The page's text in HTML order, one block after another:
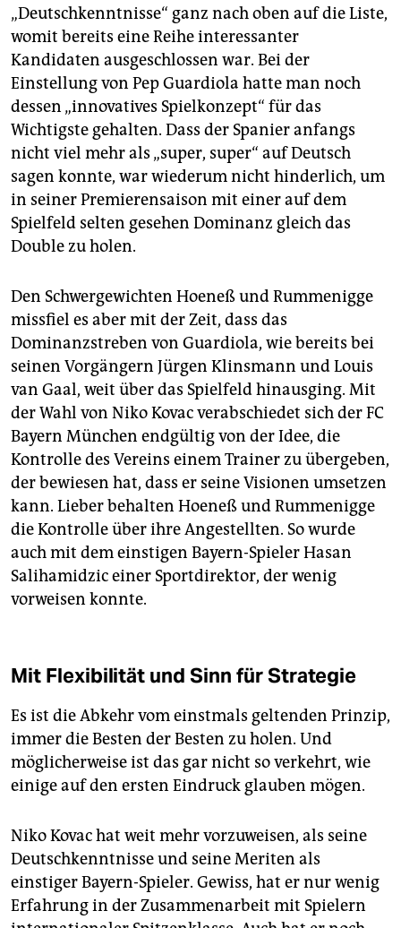
„Deutschkenntnisse“ ganz nach oben auf die Liste,
womit bereits eine Reihe interessanter
Kandidaten ausgeschlossen war. Bei der
Einstellung von Pep Guardiola hatte man noch
dessen „innovatives Spielkonzept“ für das
Wichtigste gehalten. Dass der Spanier anfangs
nicht viel mehr als „super, super“ auf Deutsch
sagen konnte, war wiederum nicht hinderlich, um
in seiner Premierensaison mit einer auf dem
Spielfeld selten gesehen Dominanz gleich das
Double zu holen.
Den Schwergewichten Hoeneß und Rummenigge
missfiel es aber mit der Zeit, dass das
Dominanzstreben von Guardiola, wie bereits bei
seinen Vorgängern Jürgen Klinsmann und Louis
van Gaal, weit über das Spielfeld hinausging. Mit
der Wahl von Niko Kovac verabschiedet sich der FC
Bayern München endgültig von der Idee, die
Kontrolle des Vereins einem Trainer zu übergeben,
der bewiesen hat, dass er seine Visionen umsetzen
kann. Lieber behalten Hoeneß und Rummenigge
die Kontrolle über ihre Angestellten. So wurde
auch mit dem einstigen Bayern-Spieler Hasan
Salihamidzic einer Sportdirektor, der wenig
vorweisen konnte.
Mit Flexibilität und Sinn für Strategie
Es ist die Abkehr vom einstmals geltenden Prinzip,
immer die Besten der Besten zu holen. Und
möglicherweise ist das gar nicht so verkehrt, wie
einige auf den ersten Eindruck glauben mögen.
Niko Kovac hat weit mehr vorzuweisen, als seine
Deutschkenntnisse und seine Meriten als
einstiger Bayern-Spieler. Gewiss, hat er nur wenig
Erfahrung in der Zusammenarbeit mit Spielern